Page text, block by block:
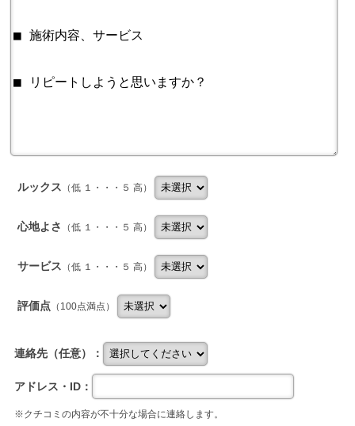
ルックス （低 １・・・５ 高）
心地よさ （低 １・・・５ 高）
サービス （低 １・・・５ 高）
評価点 （100点満点）
連絡先（任意）：
アドレス・ID：
※クチコミの内容が不十分な場合に連絡します。